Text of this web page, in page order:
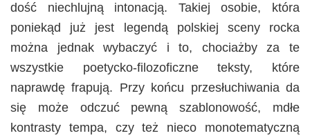
dość niechlujną intonacją. Takiej osobie, która
poniekąd już jest legendą polskiej sceny rocka
można jednak wybaczyć i to, chociażby za te
wszystkie poetycko-filozoficzne teksty, które
naprawdę frapują. Przy końcu przesłuchiwania da
się może odczuć pewną szablonowość, mdłe
kontrasty tempa, czy też nieco monotematyczną